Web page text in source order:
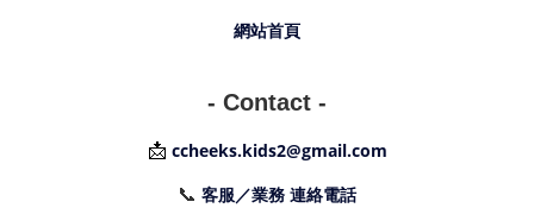
網站首頁
- Contact -
📩 ccheeks.kids2@gmail.com
📞 客服／業務 連絡電話